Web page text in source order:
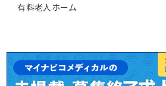
有料老人ホーム